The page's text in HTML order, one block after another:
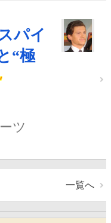
パイ
“極
ツ
一覧へ